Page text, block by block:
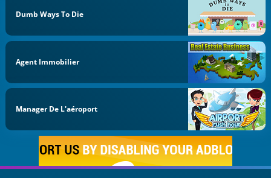
Dumb Ways To Die
Agent Immobilier
Manager De L'aéroport